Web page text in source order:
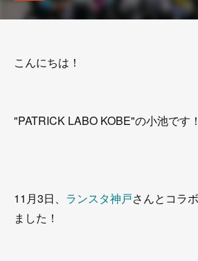
こんにちは！
"PATRICK LABO KOBE"の小池です！
11月3日、 ランスタ神戸さんとコラ
ました！